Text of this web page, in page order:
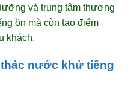
và trung tâm thương
ồn mà còn tạo điểm
khách.
nước khử tiếng